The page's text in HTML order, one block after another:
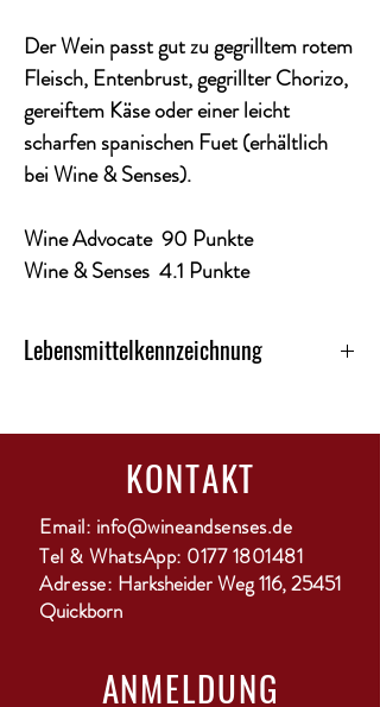
Der Wein passt gut zu gegrilltem rotem
Fleisch, Entenbrust, gegrillter Chorizo,
gereiftem Käse oder einer leicht
scharfen spanischen Fuet (erhältlich
bei Wine & Senses).
Wine Advocate 90 Punkte
Wine & Senses 4.1 Punkte
Lebensmittelkennzeichnung
Restsüsse ca. 0,9 g/L
Restsäure ca. 5,7 g/L
Qualitätsstufe: DOCA
Region: Priorat
Ausbau: 24 Monate Reifung in Eichenholz
Enhält Sulfite: ja
Rebsorte: Garnacha, Cariñena
KONTAKT
Email: info@wineandsenses.de
Tel & WhatsApp: 0177 1801481
Adresse: Harksheider Weg 116, 25451
Quickborn
ANMELDUNG